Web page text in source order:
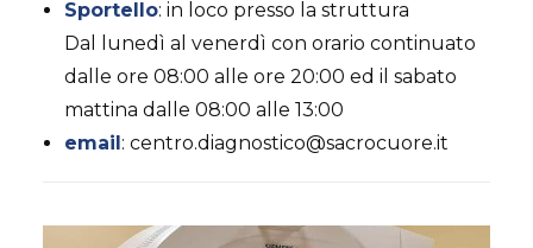
Sportello: in loco presso la struttura
Dal lunedì al venerdì con orario continuato
dalle ore 08:00 alle ore 20:00 ed il sabato
mattina dalle 08:00 alle 13:00
email: centro.diagnostico@sacrocuore.it